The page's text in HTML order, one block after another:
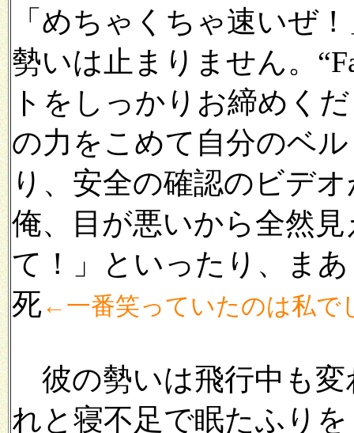
「めちゃくちゃ速いぜ
勢いは止まりません。
トをしっかりお締めく
の力をこめて自分のベ
り、安全の確認のビデ
俺、目が悪いから全然
て！」といったり、ま
死←一番笑っていたのは私で
彼の勢いは飛行中も変
れと寝不足で眠たふり